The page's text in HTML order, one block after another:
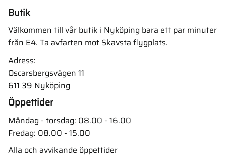
Butik
Välkommen till vår butik i Nyköping bara ett par minuter
från E4. Ta avfarten mot Skavsta flygplats.
Adress:
Oscarsbergsvägen 11
611 39 Nyköping
Öppettider
Måndag - torsdag: 08.00 - 16.00
Fredag: 08.00 - 15.00
Alla och avvikande öppettider